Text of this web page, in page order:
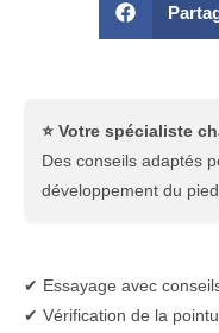
⭐ Votre spécialiste
Des conseils adaptés
développement du pied.
✔ Essayage avec
✔ Vérification de la